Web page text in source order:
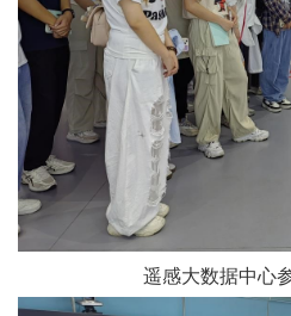
遥感大数据中心